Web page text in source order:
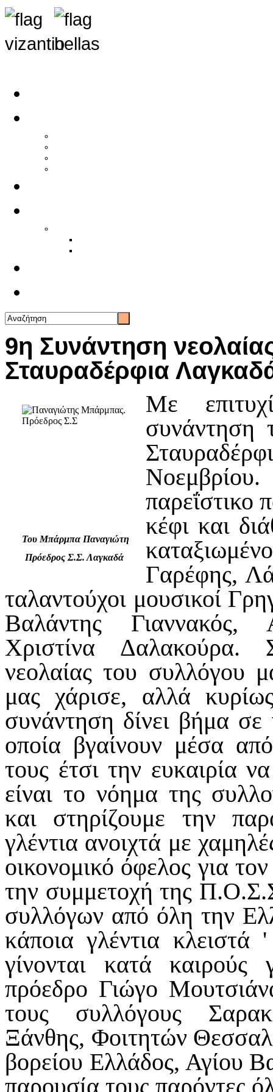
9η Συνάντηση
Σταυραδέρφια
Του Μπάρμπα Παναγιώτη
Πρόεδρος Σ.Σ. Λαγκαδά
Με
συνάντηση
παρεΐστικο
κέφι και
Γαρέφης,
ταλαντούχοι μουσικοί
Βαλάντης Γιαννακός,
Χριστίνα Δαλακούρα.
νεολαίας του συλλόγου
μας χάρισε, αλλά
συνάντηση δίνει βήμα σε
οποία βγαίνουν μέσα
τους έτσι την ευκαιρία
είναι το νόημα της
και στηρίζουμε την
γλέντια ανοιχτά με
οικονομικό όφελος για
την συμμετοχή της
συλλόγων από όλη την
κάποια γλέντια
γίνονται κατά καιρούς
πρόεδρο Γιώγο
τους συλλόγους
Ξάνθης, Φοιτητών
βορείου Ελλάδος, Αγίου
παρουσία τους παρόντες